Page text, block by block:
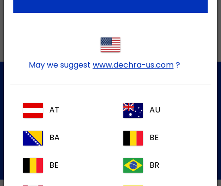
Adresses locales au Canada
Service à la clientèle
Pour plus d'informations, veuillez contacter notre équipe
de Service à la Clientèle
May we suggest www.dechra-us.com?
AT AU
BA BE
BE BR